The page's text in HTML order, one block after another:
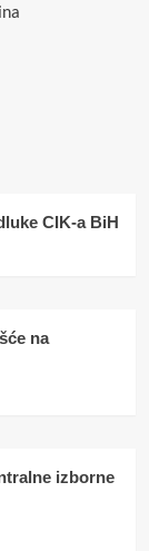
CIK-a BiH
na
izborne